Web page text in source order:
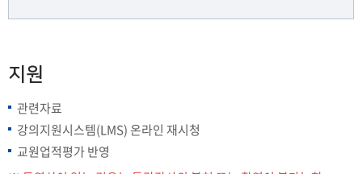
지원
관련자료
강의지원시스템(LMS) 온라인 재시청
교원업적평가 반영